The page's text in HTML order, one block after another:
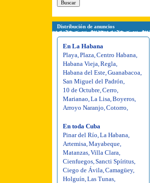
Distribución de anuncios
En La Habana
Playa Plaza Centro Habana
Habana Vieja Regla
Habana del Este Guanabacoa
San Miguel del Padrón
10 de Octubre Cerro
Marianao La Lisa Boyeros
Arroyo Naranjo Cotorro
En toda Cuba
Pinar del Río La Habana
Artemisa Mayabeque
Matanzas Villa Clara
Cienfuegos Sancti Spíritus
Ciego de Ávila Camagüey,
Holguín Las Tunas